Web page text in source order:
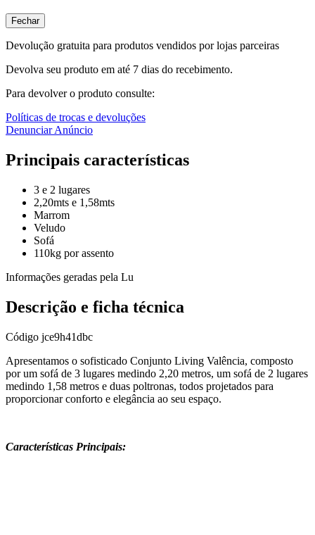
Fechar
Devolução gratuita para produtos vendidos por lojas parceiras
Devolva seu produto em até 7 dias do recebimento.
Para devolver o produto consulte:
Políticas de trocas e devoluções
Denunciar Anúncio
Principais características
3 e 2 lugares
2,20mts e 1,58mts
Marrom
Veludo
Sofá
110kg por assento
Informações geradas pela Lu
Descrição e ficha técnica
Código jce9h41dbc
Apresentamos o sofisticado Conjunto Living Valência, composto
por um sofá de 3 lugares medindo 2,20 metros, um sofá de 2 lugares
medindo 1,58 metros e duas poltronas, todos projetados para
proporcionar conforto e elegância ao seu espaço.
Características Principais: